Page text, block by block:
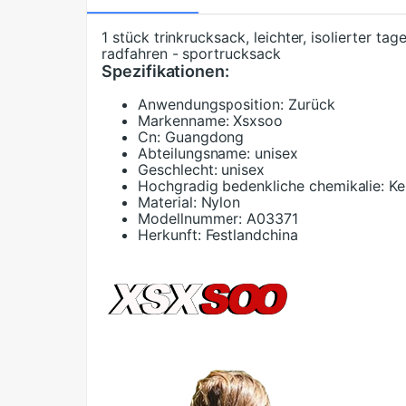
1 stück trinkrucksack, leichter, isolierter
radfahren - sportrucksack
Spezifikationen:
Anwendungsposition: Zurück
Markenname: Xsxsoo
Cn: Guangdong
Abteilungsname: unisex
Geschlecht: unisex
Hochgradig bedenkliche chemikalie:
Material: Nylon
Modellnummer: A03371
Herkunft: Festlandchina